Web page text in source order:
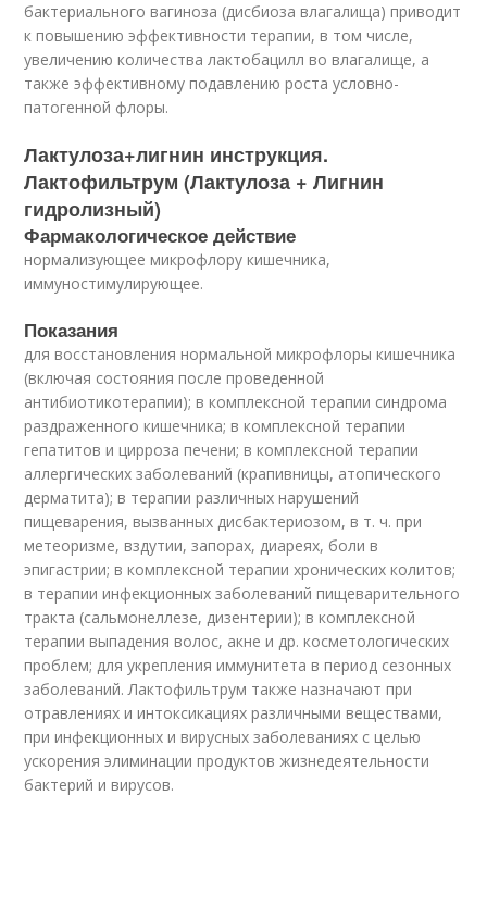
бактериального вагиноза (дисбиоза влагалища) приводит
к повышению эффективности терапии, в том числе,
увеличению количества лактобацилл во влагалище, а
также эффективному подавлению роста условно-
патогенной флоры.
Лактулоза+лигнин инструкция.
Лактофильтрум (Лактулоза + Лигнин
гидролизный)
Фармакологическое действие
нормализующее микрофлору кишечника,
иммуностимулирующее.
Показания
для восстановления нормальной микрофлоры кишечника
(включая состояния после проведенной
антибиотикотерапии); в комплексной терапии синдрома
раздраженного кишечника; в комплексной терапии
гепатитов и цирроза печени; в комплексной терапии
аллергических заболеваний (крапивницы, атопического
дерматита); в терапии различных нарушений
пищеварения, вызванных дисбактериозом, в т. ч. при
метеоризме, вздутии, запорах, диареях, боли в
эпигастрии; в комплексной терапии хронических колитов;
в терапии инфекционных заболеваний пищеварительного
тракта (сальмонеллезе, дизентерии); в комплексной
терапии выпадения волос, акне и др. косметологических
проблем; для укрепления иммунитета в период сезонных
заболеваний. Лактофильтрум также назначают при
отравлениях и интоксикациях различными веществами,
при инфекционных и вирусных заболеваниях с целью
ускорения элиминации продуктов жизнедеятельности
бактерий и вирусов.